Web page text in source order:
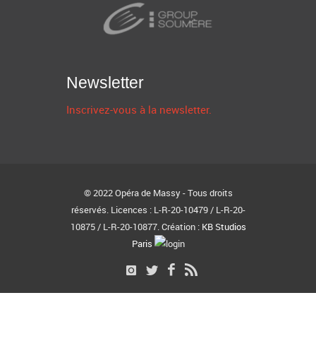
Newsletter
Inscrivez-vous à la newsletter.
© 2022 Opéra de Massy - Tous droits
réservés. Licences : L-R-20-10479 / L-R-20-
10875 / L-R-20-10877. Création : KB Studios
Paris